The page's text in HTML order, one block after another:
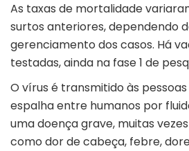
As taxas de mortalidade
surtos anteriores, dependendo
gerenciamento dos casos. Há
testadas, ainda na fase 1 de
O vírus é transmitido às
espalha entre humanos por
uma doença grave, muitas
como dor de cabeça, febre,